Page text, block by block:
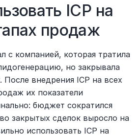
ICP на
продаж
с компанией, которая тратила
но закрывала
После внедрения ICP на всех
их показатели
бюджет сократился
закрытых сделок выросло на
использовать ICP на